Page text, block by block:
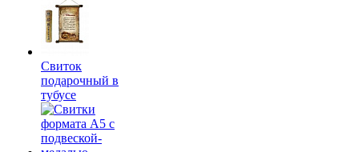
Свиток
подарочный в
тубусе